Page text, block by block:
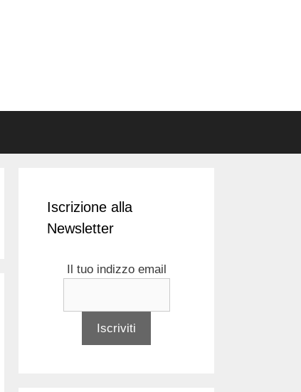
Iscrizione alla
Newsletter
Il tuo indizzo email